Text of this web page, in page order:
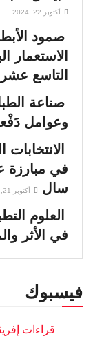
أكتوبر 22, 2024
صمود
الاستعمار
التاسع عشر
صناعة
وعوامل
في مبارزة
سال
أكتوبر 21, 2024
العلوم
في الأثر
فيسبوك